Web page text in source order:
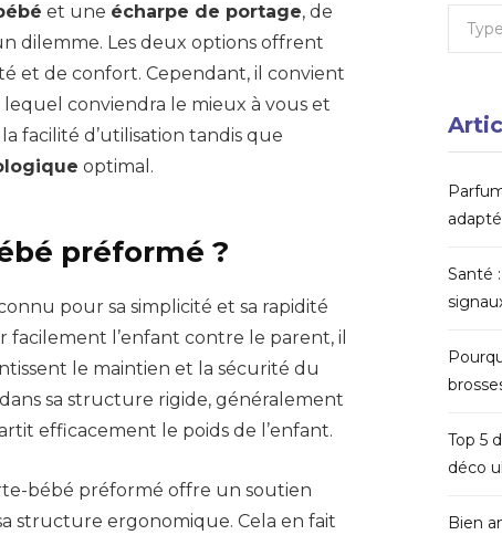
et une écharpe de portage, de
dilemme. Les deux options offrent
et de confort. Cependant, il convient
conviendra le mieux à vous et
facilité d’utilisation tandis que
optimal.
préformé ?
pour sa simplicité et sa rapidité
l’enfant contre le parent, il
le maintien et la sécurité du
sa structure rigide, généralement
efficacement le poids de l’enfant.
bébé préformé offre un soutien
structure ergonomique. Cela en fait
Search
Santé
Top 5
déco
Bien